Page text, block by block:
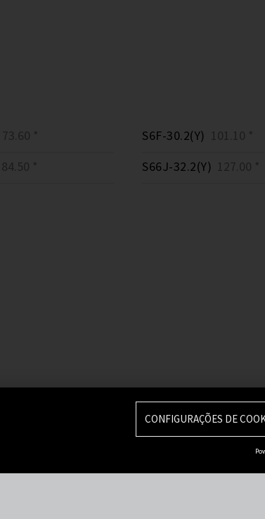
73.60 *
84.50 *
S6F-30.2(Y) 101.10 *
S66J-32.2(Y) 127.00 *
CONFIGURAÇÕES DE